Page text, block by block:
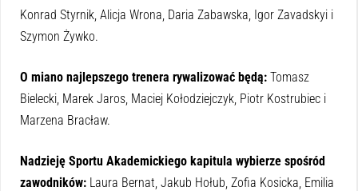
Konrad Styrnik, Alicja Wrona, Daria Zabawska, Igor Zavadskyi i
Szymon Żywko.
O miano najlepszego trenera rywalizować będą: Tomasz
Bielecki, Marek Jaros, Maciej Kołodziejczyk, Piotr Kostrubiec i
Marzena Bracław.
Nadzieję Sportu Akademickiego kapitula wybierze spośród
zawodników: Laura Bernat, Jakub Hołub, Zofia Kosicka, Emilia